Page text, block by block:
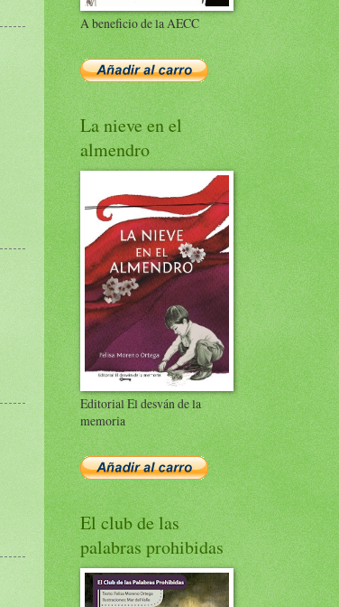
A beneficio de la AECC
La nieve en el
almendro
Editorial El desván de la
memoria
El club de las
palabras prohibidas